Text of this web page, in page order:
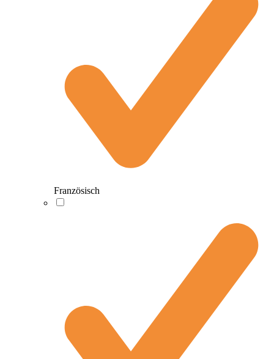
Französisch